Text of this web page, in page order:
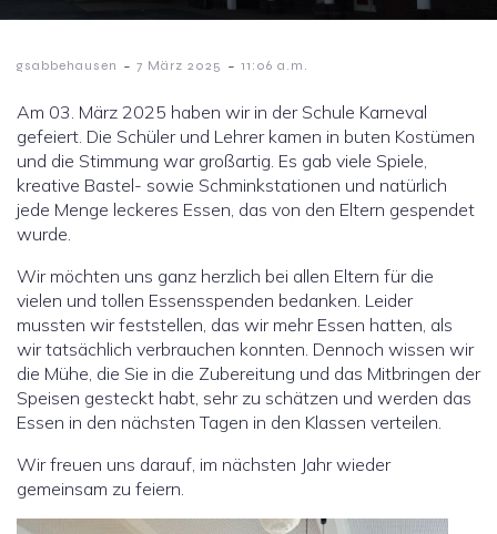
gsabbehausen - 7 März 2025 - 11:06 a.m.
Am 03. März 2025 haben wir in der Schule Karneval
gefeiert. Die Schüler und Lehrer kamen in buten Kostümen
und die Stimmung war großartig. Es gab viele Spiele,
kreative Bastel- sowie Schminkstationen und natürlich
jede Menge leckeres Essen, das von den Eltern gespendet
wurde.
Wir möchten uns ganz herzlich bei allen Eltern für die
vielen und tollen Essensspenden bedanken. Leider
mussten wir feststellen, das wir mehr Essen hatten, als
wir tatsächlich verbrauchen konnten. Dennoch wissen wir
die Mühe, die Sie in die Zubereitung und das Mitbringen der
Speisen gesteckt habt, sehr zu schätzen und werden das
Essen in den nächsten Tagen in den Klassen verteilen.
Wir freuen uns darauf, im nächsten Jahr wieder
gemeinsam zu feiern.